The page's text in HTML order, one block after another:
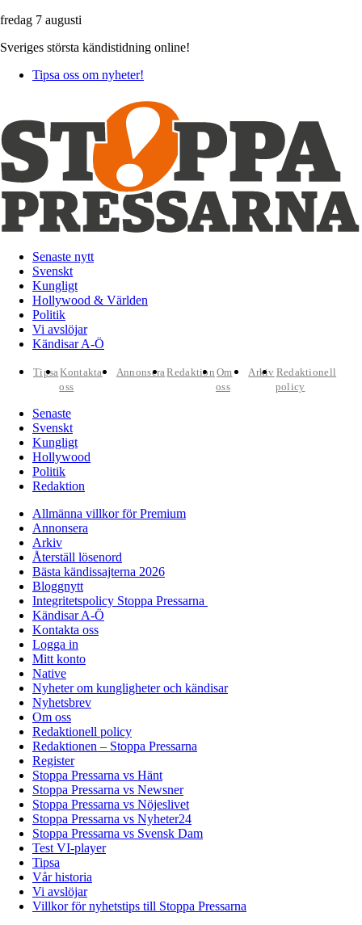
fredag 7 augusti
Sveriges största kändistidning online!
Tipsa oss om nyheter!
Senaste nytt
Svenskt
Kungligt
Hollywood & Världen
Politik
Vi avslöjar
Kändisar A-Ö
TipsaKontakta
oss
AnnonseraRedaktion Om
oss
Arkiv Redaktionell
policy
Senaste
Svenskt
Kungligt
Hollywood
Politik
Redaktion
Allmänna villkor för Premium
Annonsera
Arkiv
Återställ lösenord
Bästa kändissajterna 2026
Bloggnytt
Integritetspolicy Stoppa Pressarna
Kändisar A-Ö
Kontakta oss
Logga in
Mitt konto
Native
Nyheter om kungligheter och kändisar
Nyhetsbrev
Om oss
Redaktionell policy
Redaktionen – Stoppa Pressarna
Register
Stoppa Pressarna vs Hänt
Stoppa Pressarna vs Newsner
Stoppa Pressarna vs Nöjeslivet
Stoppa Pressarna vs Nyheter24
Stoppa Pressarna vs Svensk Dam
Test VI-player
Tipsa
Vår historia
Vi avslöjar
Villkor för nyhetstips till Stoppa Pressarna